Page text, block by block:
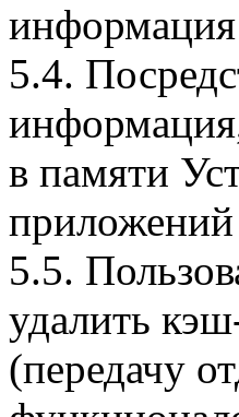
информация
5.4.
в памяти
приложений
5.5.
удалить
(передачу